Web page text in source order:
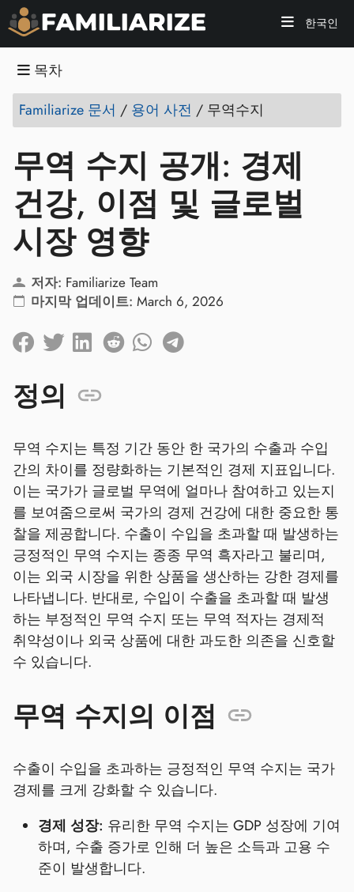
한국인
목차
Familiarize 문서 / 용어 사전 / 무역수지
무역 수지 공개: 경제
건강, 이점 및 글로벌
시장 영향
저자: Familiarize Team
마지막 업데이트: March 6, 2026
정의
무역 수지는 특정 기간 동안 한 국가의 수출과 수입
간의 차이를 정량화하는 기본적인 경제 지표입니다.
이는 국가가 글로벌 무역에 얼마나 참여하고 있는지
를 보여줌으로써 국가의 경제 건강에 대한 중요한 통
찰을 제공합니다. 수출이 수입을 초과할 때 발생하는
긍정적인 무역 수지는 종종 무역 흑자라고 불리며,
이는 외국 시장을 위한 상품을 생산하는 강한 경제를
나타냅니다. 반대로, 수입이 수출을 초과할 때 발생
하는 부정적인 무역 수지 또는 무역 적자는 경제적
취약성이나 외국 상품에 대한 과도한 의존을 신호할
수 있습니다.
무역 수지의 이점
수출이 수입을 초과하는 긍정적인 무역 수지는 국가
경제를 크게 강화할 수 있습니다.
경제 성장: 유리한 무역 수지는 GDP 성장에 기여
하며, 수출 증가로 인해 더 높은 소득과 고용 수
준이 발생합니다.